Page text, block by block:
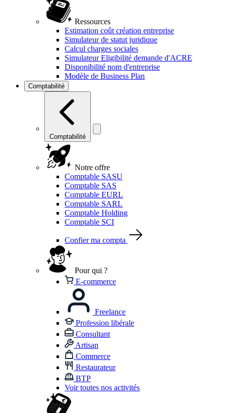
Ressources
Estimation coût création entreprise
Simulateur de statut juridique
Calcul charges sociales
Simulateur Eligibilité demande d'ACRE
Disponibilité nom d'entreprise
Modèle de Business Plan
Comptabilité
Comptabilité
Notre offre
Comptable SASU
Comptable SAS
Comptable EURL
Comptable SARL
Comptable Holding
Comptable SCI
Confier ma compta
Pour qui ?
E-commerce
Freelance
Profession libérale
Consultant
Artisan
Commerce
Restaurateur
BTP
Voir toutes nos activités